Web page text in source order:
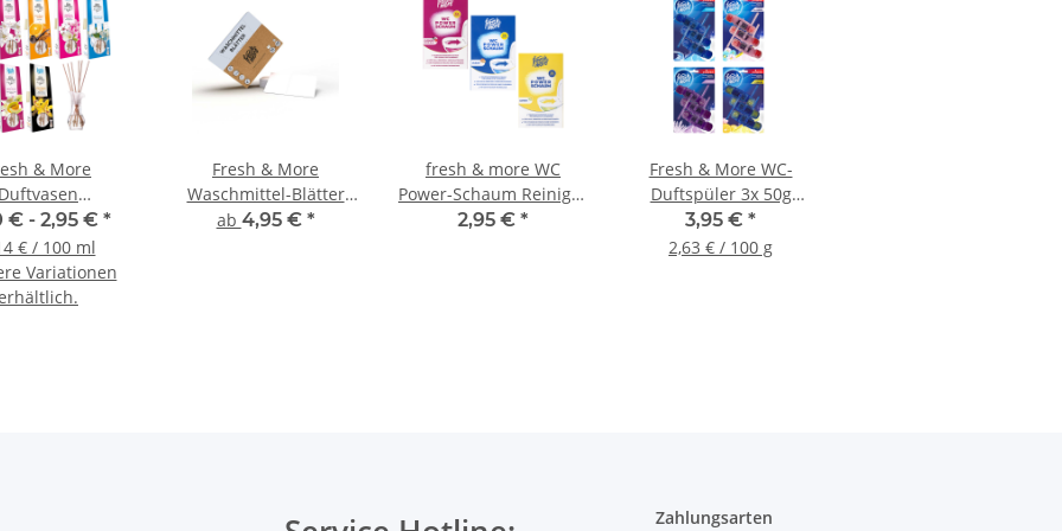
& More
Duftvasen
Mit
35ml
€ - 2,95 € *
€ / 100 ml
Variationen
Fresh & More
Waschmittel-Blätter
Vollwaschmittel In
ab 4,95 € *
fresh & more WC
Power-Schaum Reiniger
mit Aktivkohle | 3x100
2,95 € *
Fresh & More WC-
Duftspüler 3x 50g
Toiletteneinhänger (1er
Pack)
3,95 € *
2,63 € / 100 g
Zahlungsarten